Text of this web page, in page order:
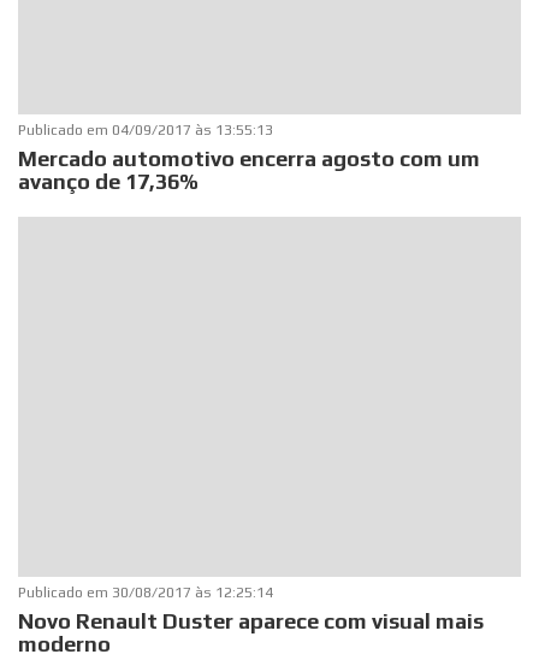
Publicado em 04/09/2017 às 13:55:13
Mercado automotivo encerra agosto com um
avanço de 17,36%
Publicado em 30/08/2017 às 12:25:14
Novo Renault Duster aparece com visual mais
moderno